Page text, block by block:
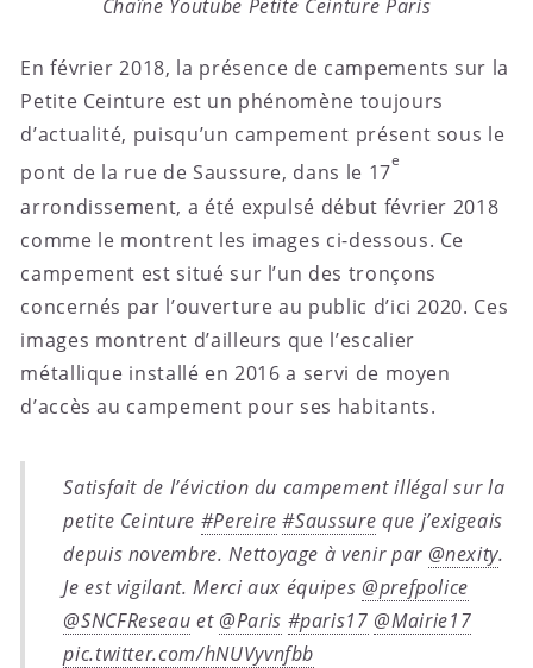
Chaîne Youtube Petite Ceinture Paris
En février 2018, la présence de campements sur la
Petite Ceinture est un phénomène toujours
d’actualité, puisqu’un campement présent sous le
pont de la rue de Saussure, dans le 17
e
arrondissement, a été expulsé début février 2018
comme le montrent les images ci-dessous. Ce
campement est situé sur l’un des tronçons
concernés par l’ouverture au public d’ici 2020. Ces
images montrent d’ailleurs que l’escalier
métallique installé en 2016 a servi de moyen
d’accès au campement pour ses habitants.
Satisfait de l’éviction du campement illégal sur la
petite Ceinture #Pereire #Saussure que j’exigeais
depuis novembre. Nettoyage à venir par @nexity.
Je est vigilant. Merci aux équipes @prefpolice
@SNCFReseau et @Paris #paris17 @Mairie17
pic.twitter.com/hNUVyvnfbb